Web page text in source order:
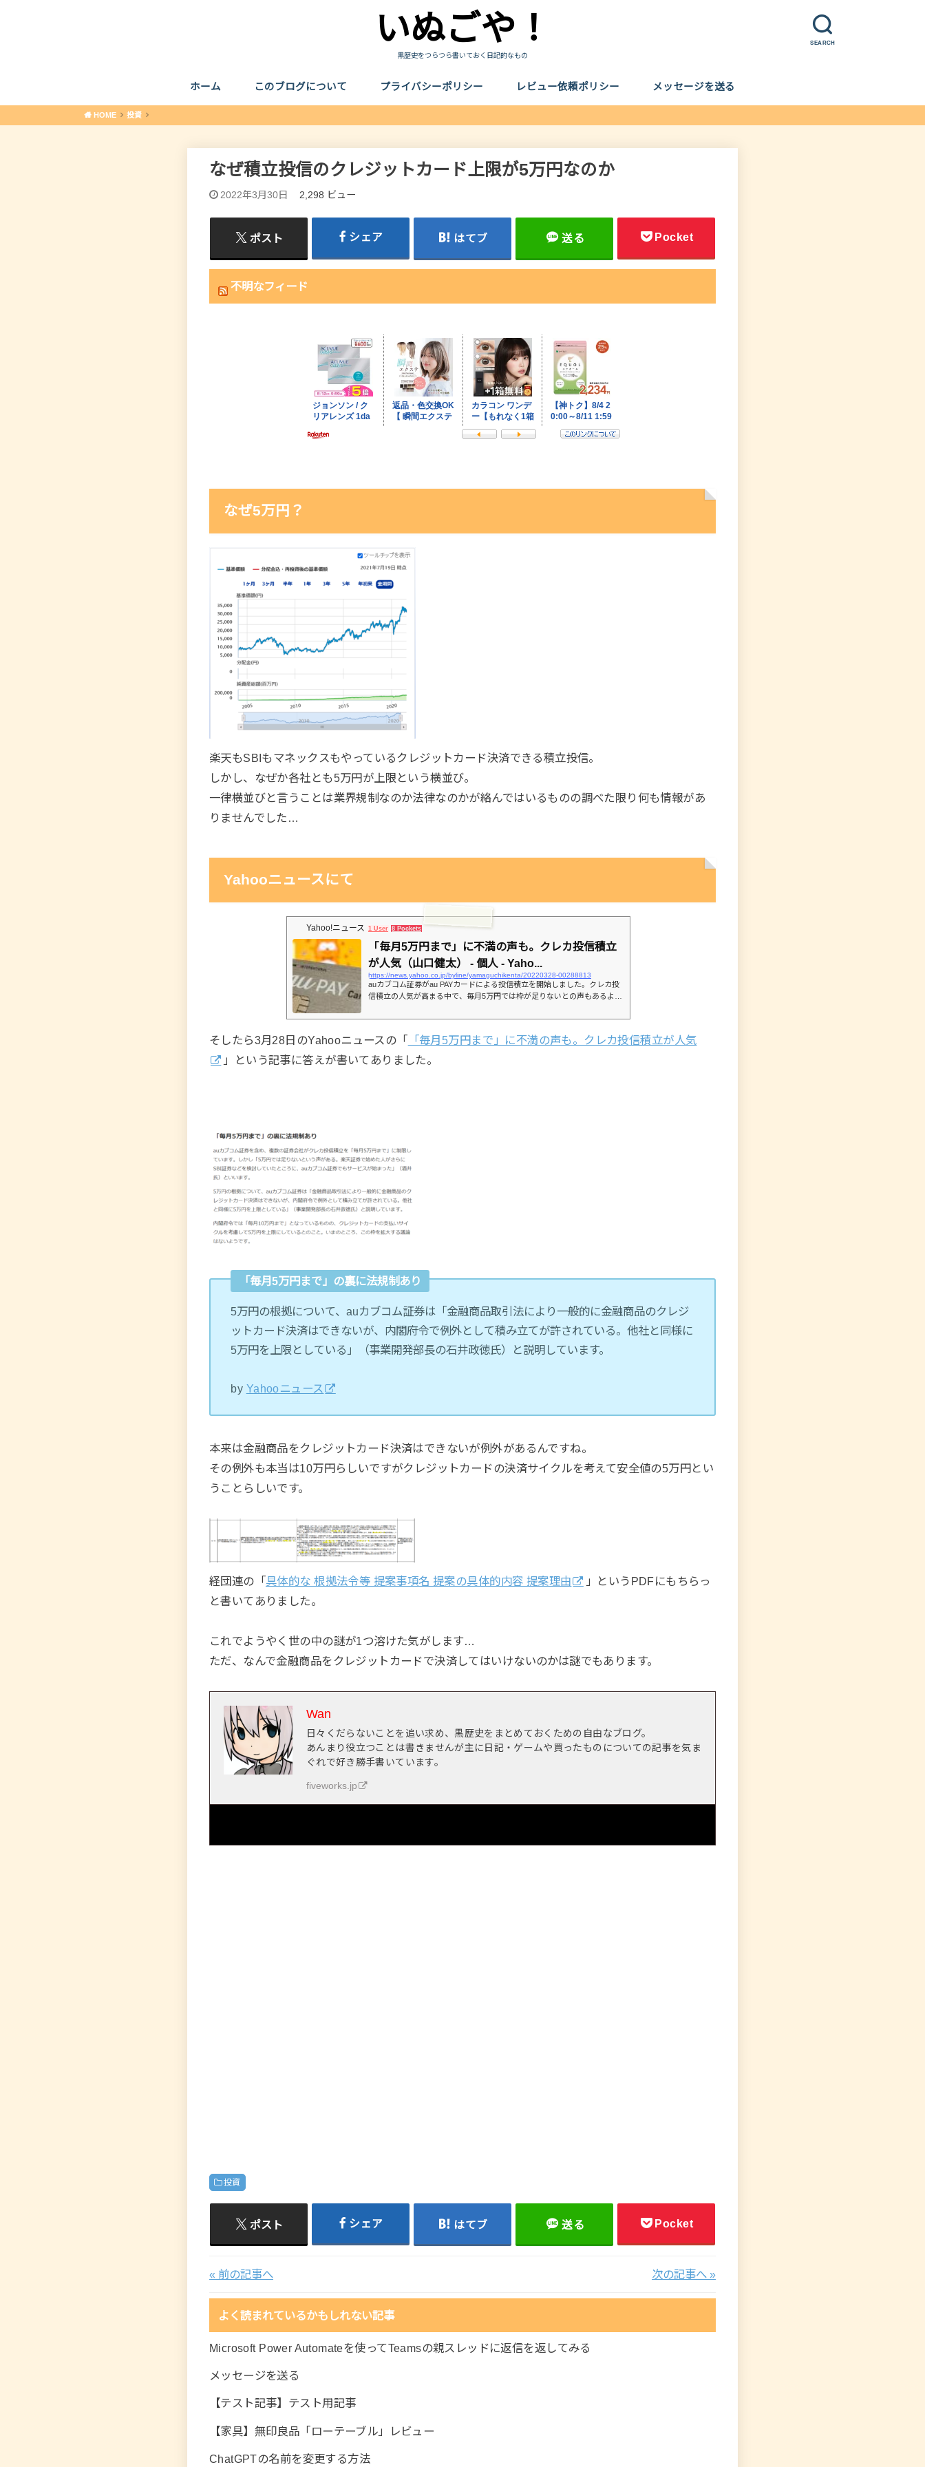
SEARCH
いぬごや！
黒歴史をつらつら書いておく日記的なもの
ホーム このブログについて プライバシーポリシー レビュー依頼ポリシー メッセージを送る
HOME 投資
なぜ積立投信のクレジットカード上限が5万円なのか
2022年3月30日 2,298 ビュー
ポスト シェア はてブ 送る Pocket
不明なフィード
なぜ5万円？
楽天もSBIもマネックスもやっているクレジットカード決済できる積立投信。
しかし、なぜか各社とも5万円が上限という横並び。
一律横並びと言うことは業界規制なのか法律なのかが絡んではいるものの調べた限り何も情報があ
りませんでした…
Yahooニュースにて
Yahoo!ニュース 1 User 8 Pockets
「毎月5万円まで」に不満の声も。クレカ投信積立
が人気（山口健太） - 個人 - Yaho...
https://news.yahoo.co.jp/byline/yamaguchikenta/20220328-00288813
auカブコム証券がau PAYカードによる投信積立を開始しました。クレカ投
信積立の人気が高まる中で、毎月5万円では枠が足りないとの声もあるよう
そしたら3月28日のYahooニュースの「
「毎月5万円まで」に不満の声も。クレカ投信積立が人気
」という記事に答えが書いてありました。
「毎月5万円まで」の裏に法規制あり
5万円の根拠について、auカブコム証券は「金融商品取引法により一般的に金融商品のクレジ
ットカード決済はできないが、内閣府令で例外として積み立てが許されている。他社と同様に
5万円を上限としている」（事業開発部長の石井政徳氏）と説明しています。
by Yahooニュース
本来は金融商品をクレジットカード決済はできないが例外があるんですね。
その例外も本当は10万円らしいですがクレジットカードの決済サイクルを考えて安全値の5万円とい
うことらしいです。
経団連の「 具体的な 根拠法令等 提案事項名 提案の具体的内容 提案理由
」というPDFにもちらっ
と書いてありました。
これでようやく世の中の謎が1つ溶けた気がします…
ただ、なんで金融商品をクレジットカードで決済してはいけないのかは謎でもあります。
Wan
日々くだらないことを追い求め、黒歴史をまとめておくための自由なブログ。
あんまり役立つことは書きませんが主に日記・ゲームや買ったものについての記事を気ま
ぐれで好き勝手書いています。
fiveworks.jp
投資
ポスト シェア はてブ 送る Pocket
« 前の記事へ 次の記事へ »
よく読まれているかもしれない記事
Microsoft Power Automateを使ってTeamsの親スレッドに返信を返してみる
メッセージを送る
【テスト記事】テスト用記事
【家具】無印良品「ローテーブル」レビュー
ChatGPTの名前を変更する方法